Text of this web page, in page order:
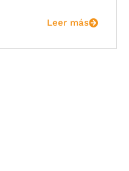
Leer más